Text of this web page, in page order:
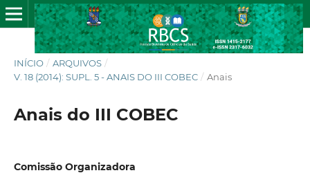
INÍCIO / ARQUIVOS /
V. 18 (2014): SUPL. 5 - ANAIS DO III COBEC / Anais
Anais do III COBEC
Comissão Organizadora